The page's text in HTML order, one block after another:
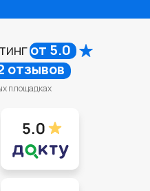
от 5.0
отзывов
площадках